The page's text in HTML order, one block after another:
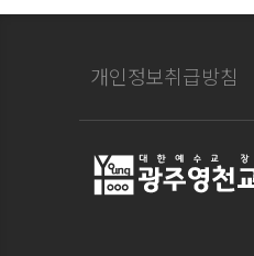
개인정보취급방침